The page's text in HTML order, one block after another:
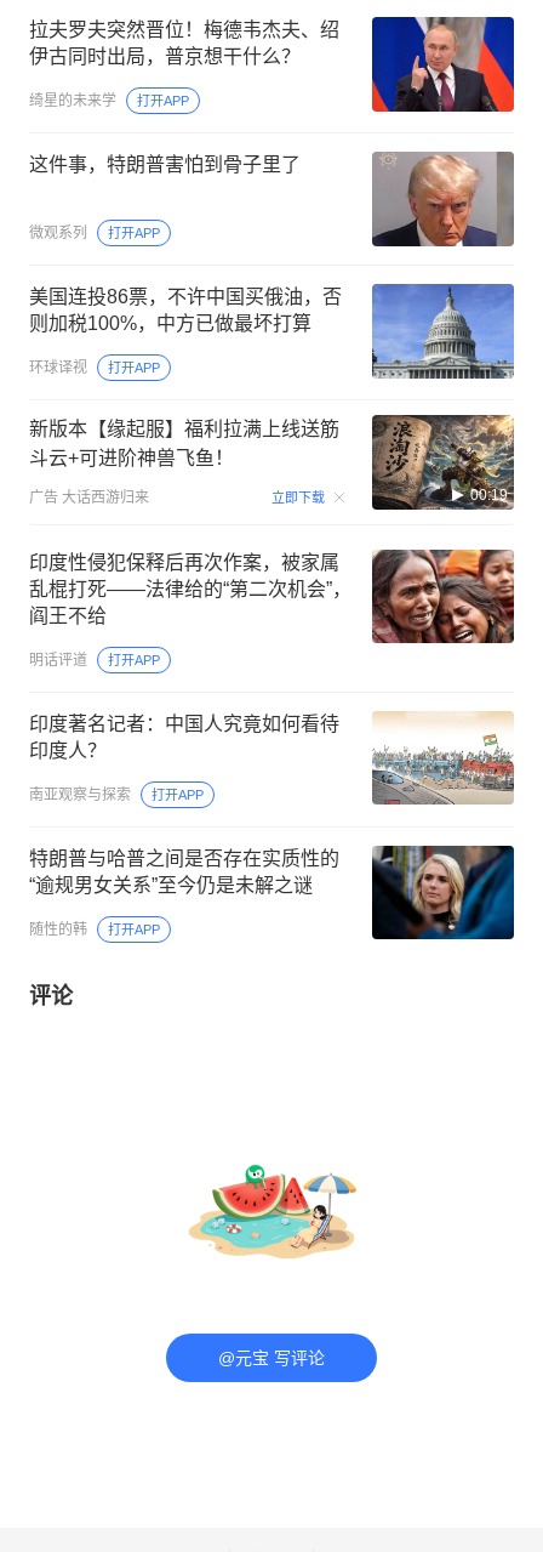
拉夫罗夫突然晋位！梅德韦杰夫、绍
伊古同时出局，普京想干什么？
绮星的未来学 打开APP
这件事，特朗普害怕到骨子里了
微观系列 打开APP
美国连投86票，不许中国买俄油，否
则加税100%，中方已做最坏打算
环球译视 打开APP
新版本【缘起服】福利拉满上线送筋
斗云+可进阶神兽飞鱼！
广告 大话西游归来 立即下载 00:19
印度性侵犯保释后再次作案，被家属
乱棍打死——法律给的“第二次机会”，
阎王不给
明话评道 打开APP
印度著名记者：中国人究竟如何看待
印度人？
南亚观察与探索 打开APP
特朗普与哈普之间是否存在实质性的
“逾规男女关系”至今仍是未解之谜
随性的韩 打开APP
评论
@元宝 写评论